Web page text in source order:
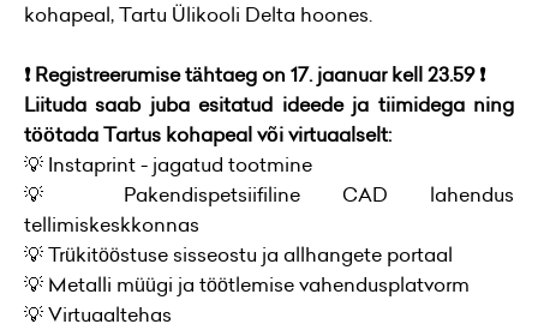
kohapeal, Tartu Ülikooli Delta hoones.
❗️ Registreerumise tähtaeg on 17. jaanuar kell 23.59 ❗️
Liituda saab juba esitatud ideede ja tiimidega ning
töötada Tartus kohapeal või virtuaalselt:
💡 Instaprint - jagatud tootmine
💡 Pakendispetsiifiline CAD lahendus
tellimiskeskkonnas
💡 Trükitööstuse sisseostu ja allhangete portaal
💡 Metalli müügi ja töötlemise vahendusplatvorm
💡 Virtuaaltehas